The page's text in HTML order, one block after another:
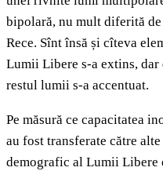
bipolară, nu mult diferită
Rece. Sînt însă și cîteva
Lumii Libere s-a extins,
restul lumii s-a accentuat.
Pe măsură ce capacitatea
au fost transferate către
demografic al Lumii